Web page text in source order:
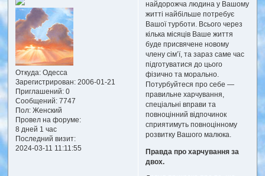
Откуда:Одесса
Зарегистрирован: 2006-01-21
Приглашений:0
Сообщений:7747
Пол:Женский
Провел на форуме:
8 дней 1 час
Последний визит:
2024-03-11 11:11:55
найдорожча людина у Вашому
житті найбільше потребує
Вашої турботи. Всього через
кілька місяців Ваше життя
буде присвячене новому
члену сім’ї, та зараз саме час
підготуватися до цього
фізично та морально.
Потурбуйтеся про себе —
правильне харчування,
спеціальні вправи та
повноцінний відпочинок
сприятимуть повноцінному
розвитку Вашого малюка.
Правда про харчування за
двох.